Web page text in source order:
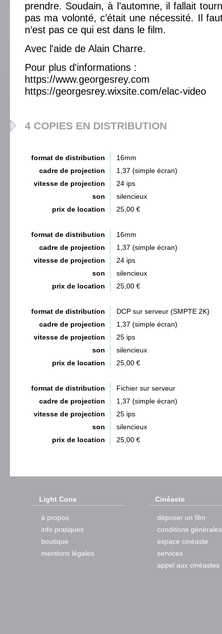
prendre. Soudain, à l’automne, il fallait
pas ma volonté, c’était une nécessité. Il
n’est pas ce qui est dans le film.
Avec l'aide de Alain Charre.
Pour plus d'informations :
https://www.georgesrey.com
https://georgesrey.wixsite.com/elac-video
4 COPIES EN DISTRIBUTION
format de distribution
16mm
cadre de projection
1,37 (simple écran)
vitesse de projection
24 ips
son
silencieux
prix de location
25,00 €
format de distribution
16mm
cadre de projection
1,37 (simple écran)
vitesse de projection
24 ips
son
silencieux
prix de location
25,00 €
format de distribution
DCP sur serveur (SMPTE 2K)
cadre de projection
1,37 (simple écran)
vitesse de projection
25 ips
son
silencieux
prix de location
25,00 €
format de distribution
Fichier sur serveur
cadre de projection
1,37 (simple écran)
vitesse de projection
25 ips
son
silencieux
prix de location
25,00 €
Light Cone
à propos
info pratiques
boutique
mentions légales
Cinéaste
déposer un film
conditions générales
espace cinéaste
services
appel aux cinéastes